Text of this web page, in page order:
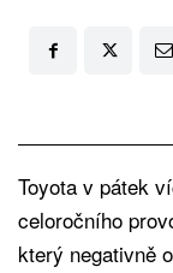
Toyota v pátek
celoročního
který negativně